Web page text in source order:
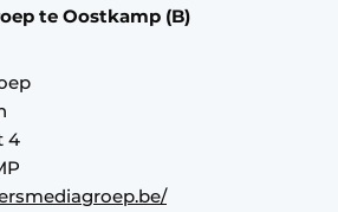
te Oostkamp (B)
4